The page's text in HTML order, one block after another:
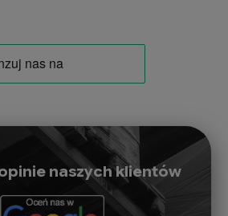
naszych klientów